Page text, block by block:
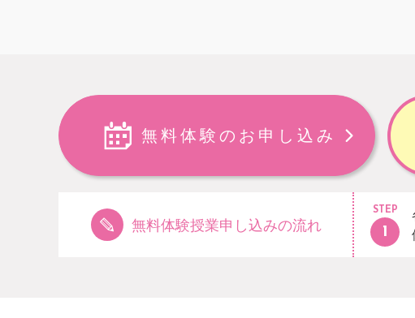
無料体験のお申し込み
無料体験授業申し込みの流れ
STEP